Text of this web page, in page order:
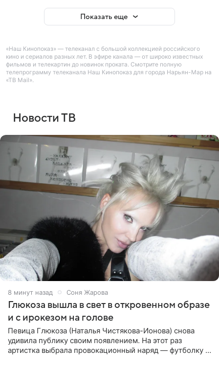
Показать еще
«Наш Кинопоказ» — телеканал с большой коллекцией российского
кино и сериалов разных лет. В эфире канала — от широко известных
фильмов и телекартин до новинок проката. Смотрите полную
телепрограмму телеканала Наш Кинопоказ для города Нарьян-Мар на
«ТВ Mail».
Новости ТВ
8 минут назад Соня Жарова
Глюкоза вышла в свет в откровенном образе
и с ирокезом на голове
Певица Глюкоза (Наталья Чистякова-Ионова) снова
удивила публику своим появлением. На этот раз
артистка выбрала провокационный наряд — футболку с